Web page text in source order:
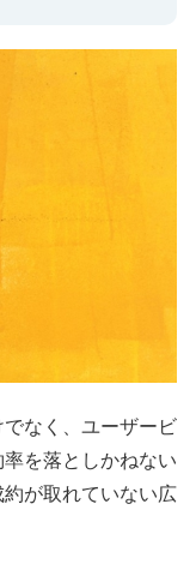
なく、ユーザービ
を落としかねない
が取れていない広